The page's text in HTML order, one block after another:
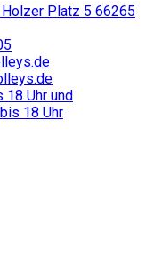
Holzer Platz 5 66265
18 Uhr und
18 Uhr